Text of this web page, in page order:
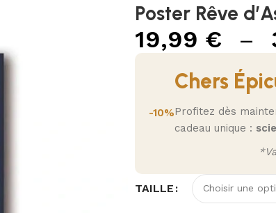
Poster Rêve
19,99 € –
-10%
Chers
Profitez dès
cadeau unique :
TAILLE